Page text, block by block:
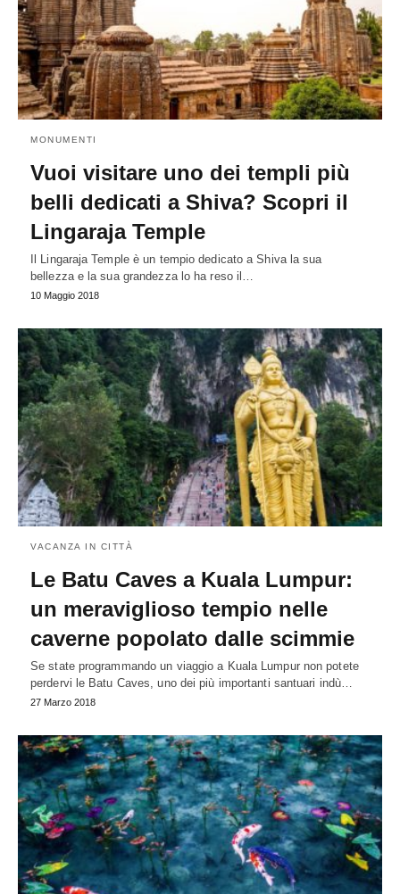
MONUMENTI
Vuoi visitare uno dei templi più
belli dedicati a Shiva? Scopri il
Lingaraja Temple
Il Lingaraja Temple è un tempio dedicato a Shiva la sua
bellezza e la sua grandezza lo ha reso il…
10 Maggio 2018
VACANZA IN CITTÀ
Le Batu Caves a Kuala Lumpur:
un meraviglioso tempio nelle
caverne popolato dalle scimmie
Se state programmando un viaggio a Kuala Lumpur non potete
perdervi le Batu Caves, uno dei più importanti santuari indù…
27 Marzo 2018